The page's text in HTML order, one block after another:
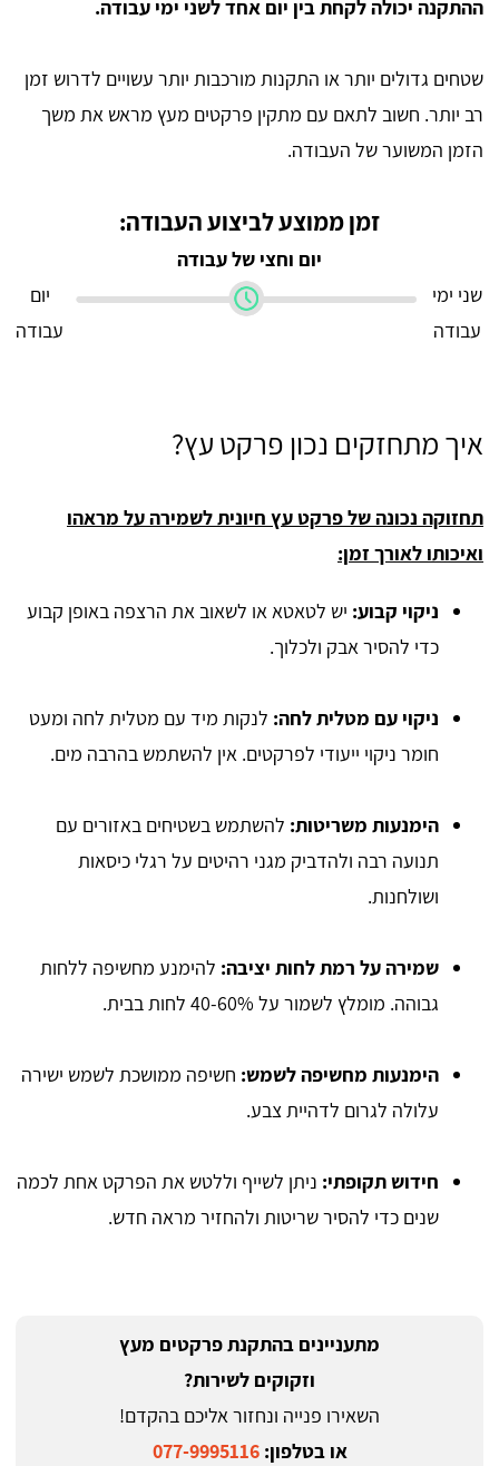
ההתקנה יכולה לקחת בין יום אחד לשני ימי עבודה.
שטחים גדולים יותר או התקנות מורכבות יותר עשויים לדרוש זמן
רב יותר. חשוב לתאם עם מתקין פרקטים מעץ מראש את משך
הזמן המשוער של העבודה.
זמן ממוצע לביצוע העבודה:
יום וחצי של עבודה
שני ימי
עבודה
יום
עבודה
איך מתחזקים נכון פרקט עץ?
תחזוקה נכונה של פרקט עץ חיונית לשמירה על מראהו
ואיכותו לאורך זמן:
ניקוי קבוע: יש לטאטא או לשאוב את הרצפה באופן קבוע
כדי להסיר אבק ולכלוך.
ניקוי עם מטלית לחה: לנקות מיד עם מטלית לחה ומעט
חומר ניקוי ייעודי לפרקטים. אין להשתמש בהרבה מים.
הימנעות משריטות: להשתמש בשטיחים באזורים עם
תנועה רבה ולהדביק מגני רהיטים על רגלי כיסאות
ושולחנות.
שמירה על רמת לחות יציבה: להימנע מחשיפה ללחות
גבוהה. מומלץ לשמור על 40-60% לחות בבית.
הימנעות מחשיפה לשמש: חשיפה ממושכת לשמש ישירה
עלולה לגרום לדהיית צבע.
חידוש תקופתי: ניתן לשייף וללטש את הפרקט אחת לכמה
שנים כדי להסיר שריטות ולהחזיר מראה חדש.
מתעניינים בהתקנת פרקטים מעץ
וזקוקים לשירות?
השאירו פנייה ונחזור אליכם בהקדם!
או בטלפון:077-9995116